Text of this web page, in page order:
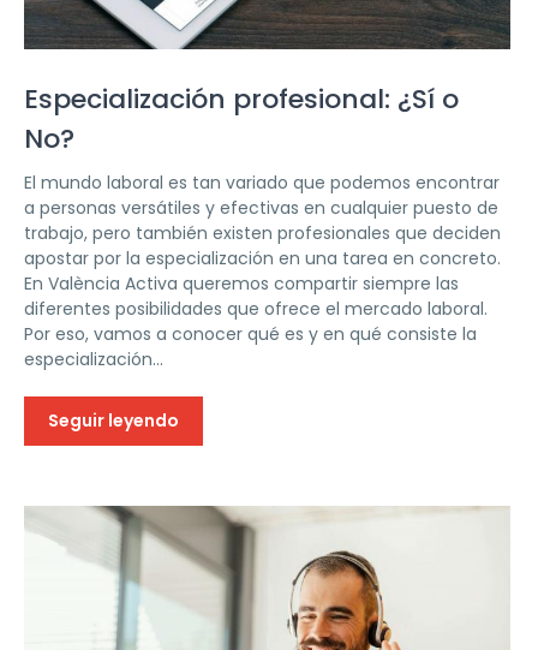
Especialización profesional: ¿Sí o
No?
El mundo laboral es tan variado que podemos encontrar
a personas versátiles y efectivas en cualquier puesto de
trabajo, pero también existen profesionales que deciden
apostar por la especialización en una tarea en concreto.
En València Activa queremos compartir siempre las
diferentes posibilidades que ofrece el mercado laboral.
Por eso, vamos a conocer qué es y en qué consiste la
especialización...
Seguir leyendo